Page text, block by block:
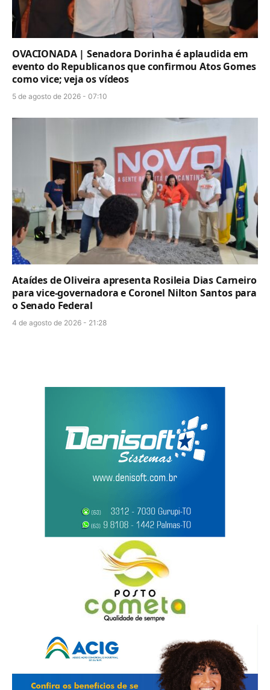
OVACIONADA | Senadora Dorinha é aplaudida em
evento do Republicanos que confirmou Atos Gomes
como vice; veja os vídeos
5 de agosto de 2026 - 07:10
Ataídes de Oliveira apresenta Rosileia Dias Carneiro
para vice-governadora e Coronel Nilton Santos para
o Senado Federal
4 de agosto de 2026 - 21:28